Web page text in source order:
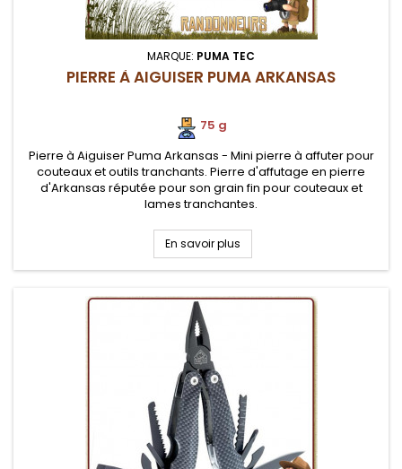
MARQUE: PUMA TEC
PIERRE À AIGUISER PUMA ARKANSAS
75 g
Pierre à Aiguiser Puma Arkansas - Mini pierre à affuter pour
couteaux et outils tranchants. Pierre d'affutage en pierre
d'Arkansas réputée pour son grain fin pour couteaux et
lames tranchantes.
En savoir plus